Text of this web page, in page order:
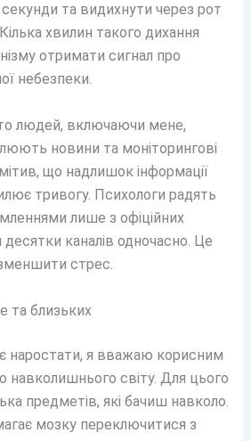
та видихнути через рот
хвилин такого дихання
отримати сигнал про
небезпеки.
людей, включаючи мене,
новини та моніторингові
що надлишок інформації
тривогу. Психологи радять
лише з офіційних
каналів одночасно. Це
стрес.
та близьких
наростати, я вважаю корисним
навколишнього світу. Для цього
предметів, які бачиш навколо.
мозку переключитися з